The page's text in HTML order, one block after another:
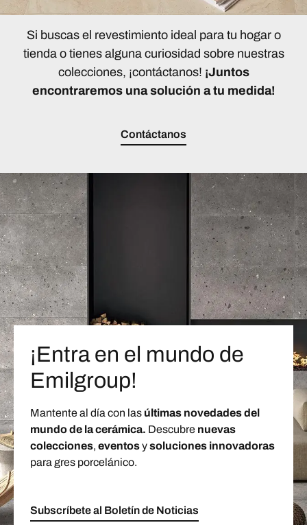
Si buscas el revestimiento ideal para tu hogar o
tienda o tienes alguna curiosidad sobre nuestras
colecciones, ¡contáctanos! ¡Juntos
encontraremos una solución a tu medida!
Contáctanos
¡Entra en el mundo de
Emilgroup!
Mantente al día con las últimas novedades del
mundo de la cerámica. Descubre nuevas
colecciones, eventosysoluciones innovadoras
para gres porcelánico.
Subscríbete al Boletín de Noticias